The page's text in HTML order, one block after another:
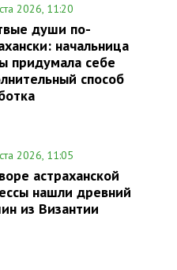
2026, 11:20
души по-
начальница
придумала себе
способ
2026, 11:05
астраханской
нашли древний
из Византии